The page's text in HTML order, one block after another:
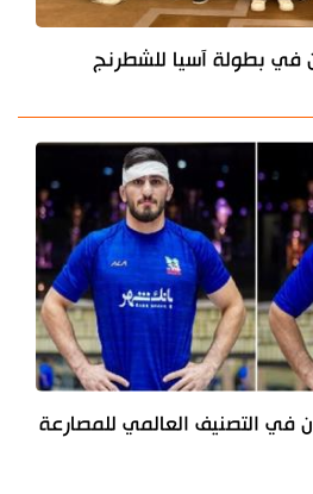
في بطولة آسيا للشطرنج
في التصنيف العالمي للمصارعة